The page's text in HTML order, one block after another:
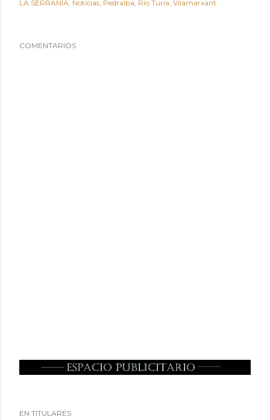
LA SERRANIA Noticias Pedralba Río Turia Vilamarxant
COMENTARIOS
EN TITULARES